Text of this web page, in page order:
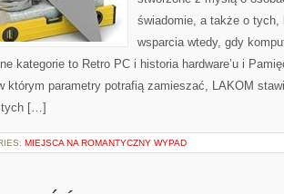
świadomie, a także o tych,
wsparcia wtedy, gdy
kategorie to Retro PC i historia hardware’u i
którym parametry potrafią zamieszać, LAKOM
[…]
MIEJSCA NA ROMANTYCZNY WYPAD